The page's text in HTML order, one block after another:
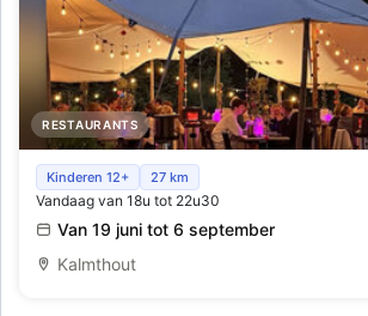
RESTAURANTS
Peruaans Pop up restaurant
Kinderen 12+ 27 km
Vandaag van 18u tot 22u30
Van 19 juni tot 6 september
Kalmthout